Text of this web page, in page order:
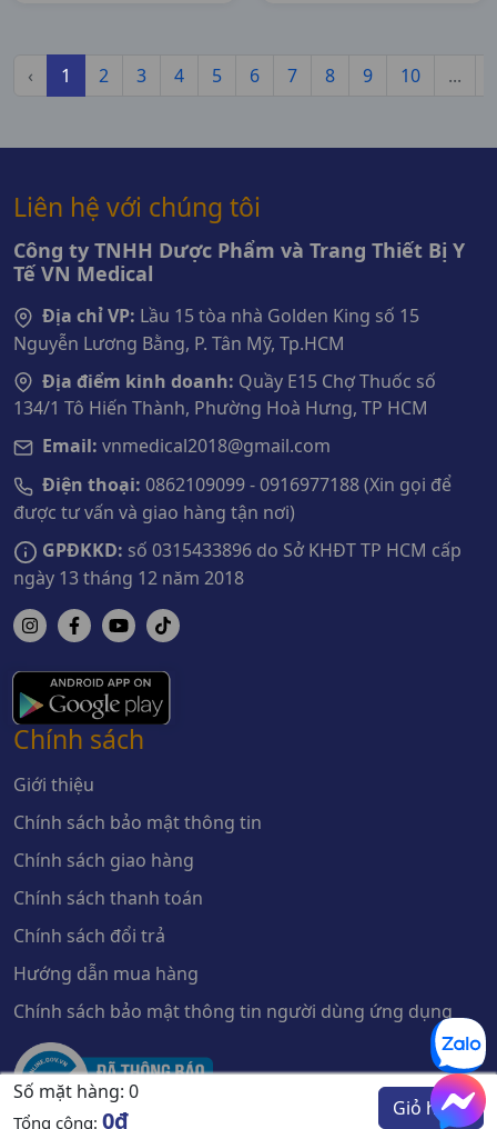
‹ 1 2 3 4 5 6 7 8 9 10 ...
Số mặt hàng: 0
Tổng cộng: 0đ Giỏ hàng
Liên hệ với chúng tôi
Công ty TNHH Dược Phẩm và Trang Thiết Bị Y
Tế VN Medical
Địa chỉ VP: Lầu 15 tòa nhà Golden King số 15
Nguyễn Lương Bằng, P. Tân Mỹ, Tp.HCM
Địa điểm kinh doanh: Quầy E15 Chợ Thuốc số
134/1 Tô Hiến Thành, Phường Hoà Hưng, TP HCM
Email: vnmedical2018@gmail.com
Điện thoại: 0862109099 - 0916977188 (Xin gọi để
được tư vấn và giao hàng tận nơi)
GPĐKKD: số 0315433896 do Sở KHĐT TP HCM cấp
ngày 13 tháng 12 năm 2018
Chính sách
Giới thiệu
Chính sách bảo mật thông tin
Chính sách giao hàng
Chính sách thanh toán
Chính sách đổi trả
Hướng dẫn mua hàng
Chính sách bảo mật thông tin người dùng ứng dụng